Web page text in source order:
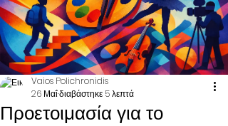
Προετοιμασία για το
Vaios Polichronidis
26 Μαΐδιαβάστηκε 5 λεπτά